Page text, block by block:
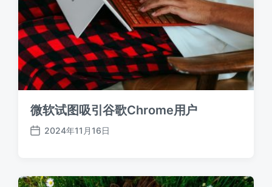
微软试图吸引谷歌Chrome用户
发
期
2024年11月16日